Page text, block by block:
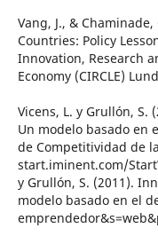
Vang, J., &
Countries: Policy
Innovation, Research
Economy (CIRCLE)
Vicens, L. y Grullón,
Un modelo basado en
de Competitividad de
start.iminent.com/
y Grullón, S. (2011).
modelo basado en el